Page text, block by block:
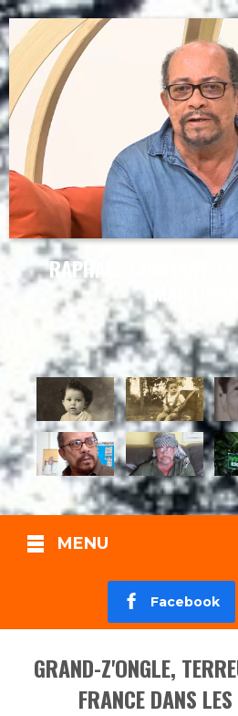
RAPHAEL CONFIANT,
MENU
Facebook
GRAND-Z'ONGLE,
FRANCE DANS